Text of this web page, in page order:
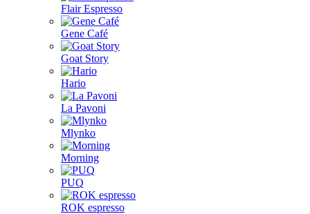
Flair Espresso
Gene Café
Goat Story
Hario
La Pavoni
Mlynko
Morning
PUQ
ROK espresso